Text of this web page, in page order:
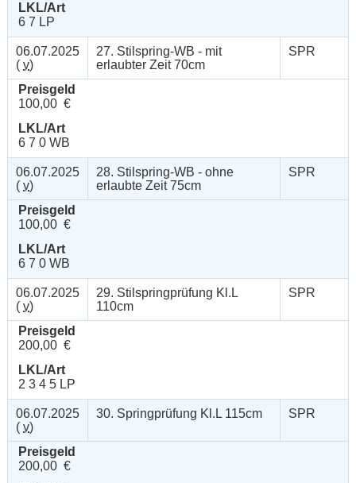
LKL/Art
6 7 LP
06.07.2025
( v)
27. Stilspring-WB - mit
erlaubter Zeit 70cm
SPR
Preisgeld
100,00 €
LKL/Art
6 7 0 WB
06.07.2025
( v)
28. Stilspring-WB - ohne
erlaubte Zeit 75cm
SPR
Preisgeld
100,00 €
LKL/Art
6 7 0 WB
06.07.2025
( v)
29. Stilspringprüfung Kl.L
110cm
SPR
Preisgeld
200,00 €
LKL/Art
2 3 4 5 LP
06.07.2025
( v)
30. Springprüfung Kl.L 115cm SPR
Preisgeld
200,00 €